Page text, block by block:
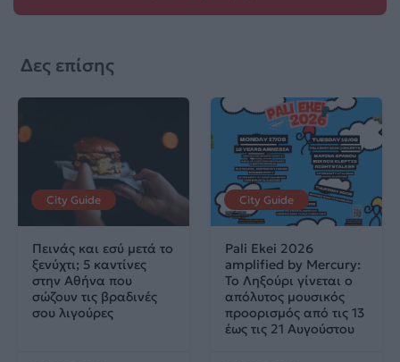
Δες επίσης
City Guide
Πεινάς και εσύ μετά το
ξενύχτι; 5 καντίνες
στην Αθήνα που
σώζουν τις βραδινές
σου λιγούρες
City Guide
Pali Ekei 2026
amplified by Mercury:
Το Ληξούρι γίνεται ο
απόλυτος μουσικός
προορισμός από τις 13
έως τις 21 Αυγούστου